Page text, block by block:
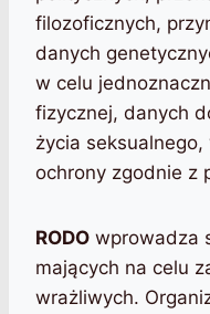
filozoficznych,
danych
w celu
fizycznej, danych
życia
ochrony zgodnie z
RODO wprowadza
mających na celu
wrażliwych.